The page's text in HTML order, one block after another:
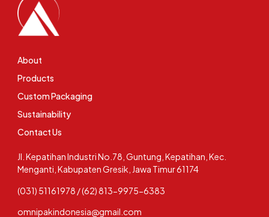
Jl. Kepatihan Industri No.78, Guntung, Kepatihan, Kec.
Menganti, Kabupaten Gresik, Jawa Timur 61174
(031) 51161978 / (62) 813-9975-6383
omnipakindonesia@gmail.com
About
Products
Custom Packaging
Sustainability
Contact Us